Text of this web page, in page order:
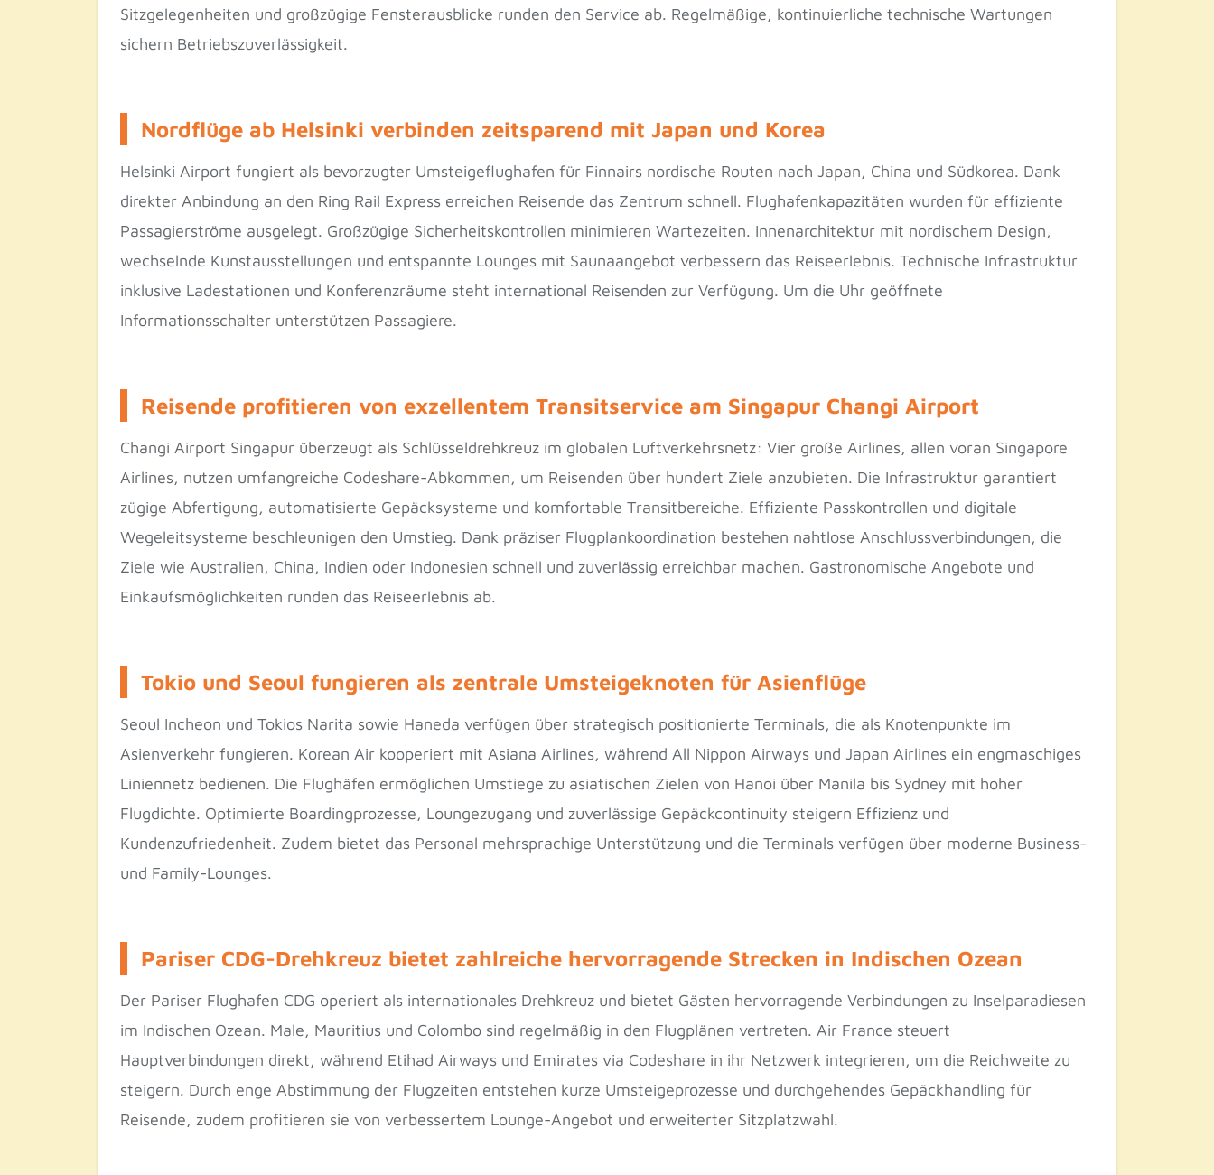
Sitzgelegenheiten und großzügige Fensterausblicke runden den Service ab. Regelmäßige, kontinuierliche technische Wartungen
sichern Betriebszuverlässigkeit.
Nordflüge ab Helsinki verbinden zeitsparend mit Japan und Korea
Helsinki Airport fungiert als bevorzugter Umsteigeflughafen für Finnairs nordische Routen nach Japan, China und Südkorea. Dank
direkter Anbindung an den Ring Rail Express erreichen Reisende das Zentrum schnell. Flughafenkapazitäten wurden für effiziente
Passagierströme ausgelegt. Großzügige Sicherheitskontrollen minimieren Wartezeiten. Innenarchitektur mit nordischem Design,
wechselnde Kunstausstellungen und entspannte Lounges mit Saunaangebot verbessern das Reiseerlebnis. Technische Infrastruktur
inklusive Ladestationen und Konferenzräume steht international Reisenden zur Verfügung. Um die Uhr geöffnete
Informationsschalter unterstützen Passagiere.
Reisende profitieren von exzellentem Transitservice am Singapur Changi Airport
Changi Airport Singapur überzeugt als Schlüsseldrehkreuz im globalen Luftverkehrsnetz: Vier große Airlines, allen voran Singapore
Airlines, nutzen umfangreiche Codeshare-Abkommen, um Reisenden über hundert Ziele anzubieten. Die Infrastruktur garantiert
zügige Abfertigung, automatisierte Gepäcksysteme und komfortable Transitbereiche. Effiziente Passkontrollen und digitale
Wegeleitsysteme beschleunigen den Umstieg. Dank präziser Flugplankoordination bestehen nahtlose Anschlussverbindungen, die
Ziele wie Australien, China, Indien oder Indonesien schnell und zuverlässig erreichbar machen. Gastronomische Angebote und
Einkaufsmöglichkeiten runden das Reiseerlebnis ab.
Tokio und Seoul fungieren als zentrale Umsteigeknoten für Asienflüge
Seoul Incheon und Tokios Narita sowie Haneda verfügen über strategisch positionierte Terminals, die als Knotenpunkte im
Asienverkehr fungieren. Korean Air kooperiert mit Asiana Airlines, während All Nippon Airways und Japan Airlines ein engmaschiges
Liniennetz bedienen. Die Flughäfen ermöglichen Umstiege zu asiatischen Zielen von Hanoi über Manila bis Sydney mit hoher
Flugdichte. Optimierte Boardingprozesse, Loungezugang und zuverlässige Gepäckcontinuity steigern Effizienz und
Kundenzufriedenheit. Zudem bietet das Personal mehrsprachige Unterstützung und die Terminals verfügen über moderne Business-
und Family-Lounges.
Pariser CDG-Drehkreuz bietet zahlreiche hervorragende Strecken in Indischen Ozean
Der Pariser Flughafen CDG operiert als internationales Drehkreuz und bietet Gästen hervorragende Verbindungen zu Inselparadiesen
im Indischen Ozean. Male, Mauritius und Colombo sind regelmäßig in den Flugplänen vertreten. Air France steuert
Hauptverbindungen direkt, während Etihad Airways und Emirates via Codeshare in ihr Netzwerk integrieren, um die Reichweite zu
steigern. Durch enge Abstimmung der Flugzeiten entstehen kurze Umsteigeprozesse und durchgehendes Gepäckhandling für
Reisende, zudem profitieren sie von verbessertem Lounge-Angebot und erweiterter Sitzplatzwahl.